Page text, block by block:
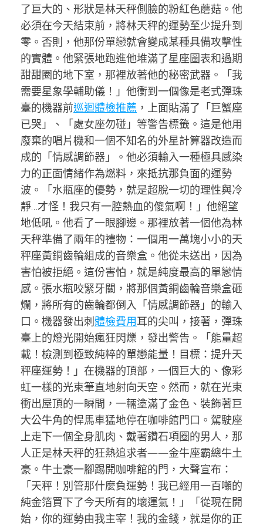
了巨大的、形狀是林天秤側臉的粉紅色蘑菇。他
必須在今天結束前，將林天秤的運勢至少提升到
零。否則，他那份單戀就會變成某種具備攻擊性
的實體。他緊張地跑進他堆滿了星座圖表和過期
甜甜圈的地下室，那裡放著他的秘密武器。「我
需要星象學輔助儀！」他衝到一個像是老式彈珠
臺的機器前巡迴體檢推薦 ，上面貼滿了「巨蟹座
已哭」、「處女座勿碰」等警告標籤。這是他用
廢棄的唱片機和一個不知名的外星計算器改造而
成的「情感調節器」。他必須輸入一種極具感染
力的正面情緒作為燃料，來抵抗那負面的運勢
波。「水瓶座的優勢，就是超脫一切的理性與冷
靜…才怪！我只有一腔熱血的傻氣啊！」他絕望
地低吼。他看了一眼腳邊。那裡放著一個他為林
天秤準備了兩年的禮物：一個用一萬塊小小的天
秤座黃銅齒輪組成的音樂盒。他從未送出，因為
害怕被拒絕。這份害怕，就是純度最高的單戀情
感。張水瓶咬緊牙關，將那個黃銅齒輪音樂盒砸
爛，將所有的齒輪都倒入「情感調節器」的輸入
口。機器發出刺體檢費用耳的尖叫，接著，彈珠
臺上的燈光開始瘋狂閃爍，發出警告。「能量超
載！檢測到極致純粹的單戀能量！目標：提升天
秤座運勢！」在機器的頂部，一個巨大的、像彩
虹一樣的光束筆直地射向天空。然而，就在光束
衝出屋頂的一瞬間，一輛塗滿了金色、裝飾著巨
大公牛角的悍馬車猛地停在咖啡館門口。駕駛座
上走下一個全身肌肉、戴著鑽石項圈的男人，那
人正是林天秤的狂熱追求者——金牛座霸總牛土
豪。牛土豪一腳踢開咖啡館的門，大聲宣布：
「天秤！別管那什麼負運勢！我已經用一百噸的
純金箔買下了今天所有的壞運氣！」「從現在開
始，你的運勢由我主宰！我的金錢，就是你的正